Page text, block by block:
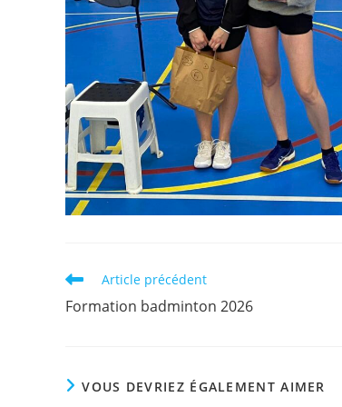
Read
articles
Article précédent
Formation badminton 2026
VOUS DEVRIEZ ÉGALEMENT AIMER